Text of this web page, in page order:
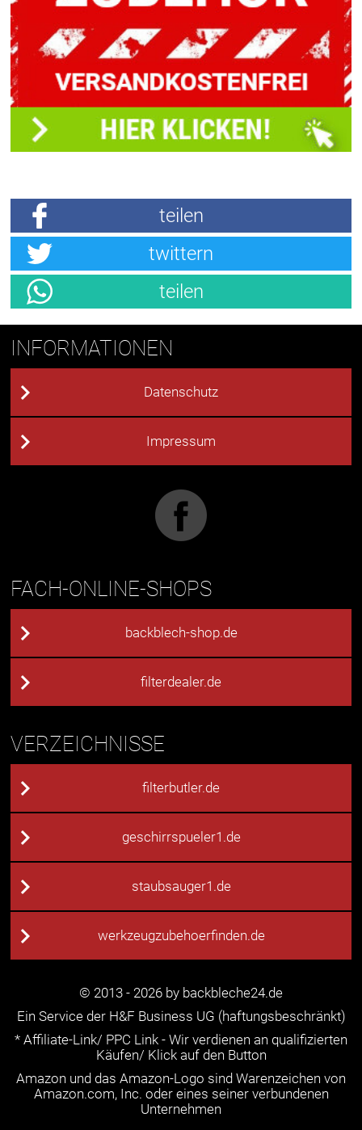
teilen
twittern
teilen
INFORMATIONEN
Datenschutz
Impressum
FACH-ONLINE-SHOPS
backblech-shop.de
filterdealer.de
VERZEICHNISSE
filterbutler.de
geschirrspueler1.de
staubsauger1.de
werkzeugzubehoerfinden.de
© 2013 - 2026 by backbleche24.de
Ein Service der H&F Business UG (haftungsbeschränkt)
* Affiliate-Link/ PPC Link - Wir verdienen an qualifizierten
Käufen/ Klick auf den Button
Amazon und das Amazon-Logo sind Warenzeichen von
Amazon.com, Inc. oder eines seiner verbundenen
Unternehmen